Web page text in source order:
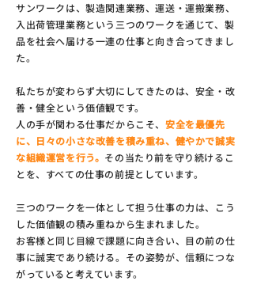
サンワークは、製造関連業務、運送・運搬業務、
入出荷管理業務という三つのワークを通じて、製
品を社会へ届ける一連の仕事と向き合ってきまし
た。
私たちが変わらず大切にしてきたのは、安全・ 改
善・健全という価値観です。
人の手が関わる仕事だからこそ、 安全を最優先
に、 日々の小さな改善を積み重ね、健やかで誠実
な組織運営を行う。 その当たり前を守り続けるこ
とを、すべての仕事の前提としています。
三つのワークを一体として担う仕事の力は、こう
した価値観の積み重ねから生まれました。
お客様と同じ目線で課題に向き合い、目の前の仕
事に誠実であり続ける。その姿勢が、信頼につな
がっていると考えています。